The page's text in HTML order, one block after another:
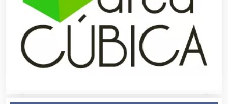
Animadores de Eventos
Aparatos y Equipos Eléctricos